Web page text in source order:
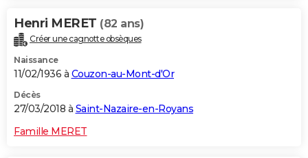
Henri MERET (82 ans)
Créer une cagnotte obsèques
Naissance
11/02/1936 à Couzon-au-Mont-d'Or
Décès
27/03/2018 à Saint-Nazaire-en-Royans
Famille MERET